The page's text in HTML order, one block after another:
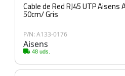
Cable de Red RJ45 UTP
50cm/ Gris
P/N: A133-0176
Aisens
48 uds.